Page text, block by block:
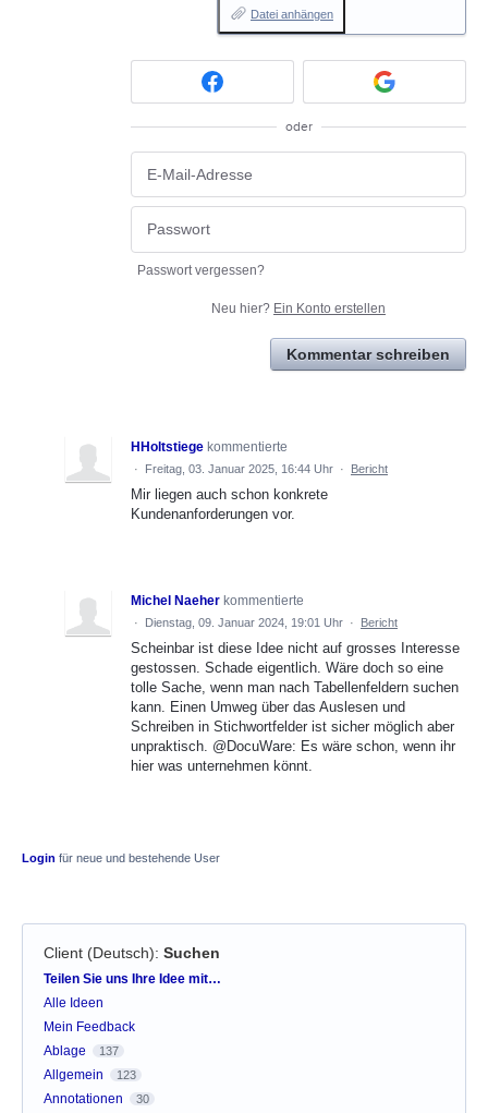
Datei anhängen
oder
Passwort vergessen?
Neu hier? Ein Konto erstellen
Kommentar schreiben
HHoltstiege kommentierte
· Freitag, 03. Januar 2025, 16:44 Uhr · Bericht
Mir liegen auch schon konkrete
Kundenanforderungen vor.
Michel Naeher kommentierte
· Dienstag, 09. Januar 2024, 19:01 Uhr · Bericht
Scheinbar ist diese Idee nicht auf grosses Interesse
gestossen. Schade eigentlich. Wäre doch so eine
tolle Sache, wenn man nach Tabellenfeldern suchen
kann. Einen Umweg über das Auslesen und
Schreiben in Stichwortfelder ist sicher möglich aber
unpraktisch. @DocuWare: Es wäre schon, wenn ihr
hier was unternehmen könnt.
Login für neue und bestehende User
Client (Deutsch): Suchen
Kategorien
Teilen Sie uns Ihre Idee mit…
Alle Ideen
Mein Feedback
Ablage
137
Allgemein 123
Annotationen 30